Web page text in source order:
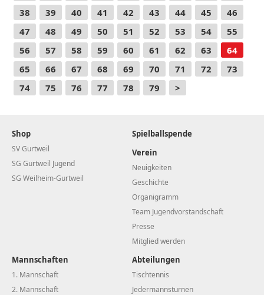
38
39 40 41 42 43 44 45
46
47
48 49 50 51 52 53 54
55
56
57 58 59 60 61 62 63
64
65
66 67 68 69 70 71 72
73
74
75 76 77 78 79 >
Shop
SV Gurtweil
SG Gurtweil Jugend
SG Weilheim-Gurtweil
Spielballspende
Verein
Neuigkeiten
Geschichte
Organigramm
Team Jugendvorstandschaft
Presse
Mitglied werden
Mannschaften
1. Mannschaft
2. Mannschaft
Abteilungen
Tischtennis
Jedermannsturnen